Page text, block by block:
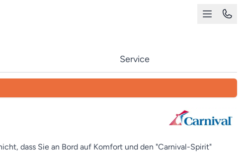
Service
dass Sie an Bord auf Komfort und den "Carnival-Spirit"